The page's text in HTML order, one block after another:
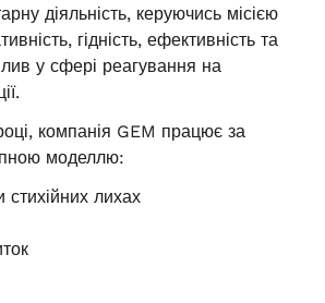
діяльність, керуючись місією
гідність, ефективність та
у сфері реагування на
компанія GEM працює за
моделлю:
лихах